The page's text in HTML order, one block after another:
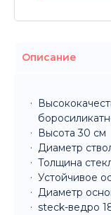
Описание
Высота 30 см
Диаметр
Толщина
Устойчивое
Диаметр
steck-ведро